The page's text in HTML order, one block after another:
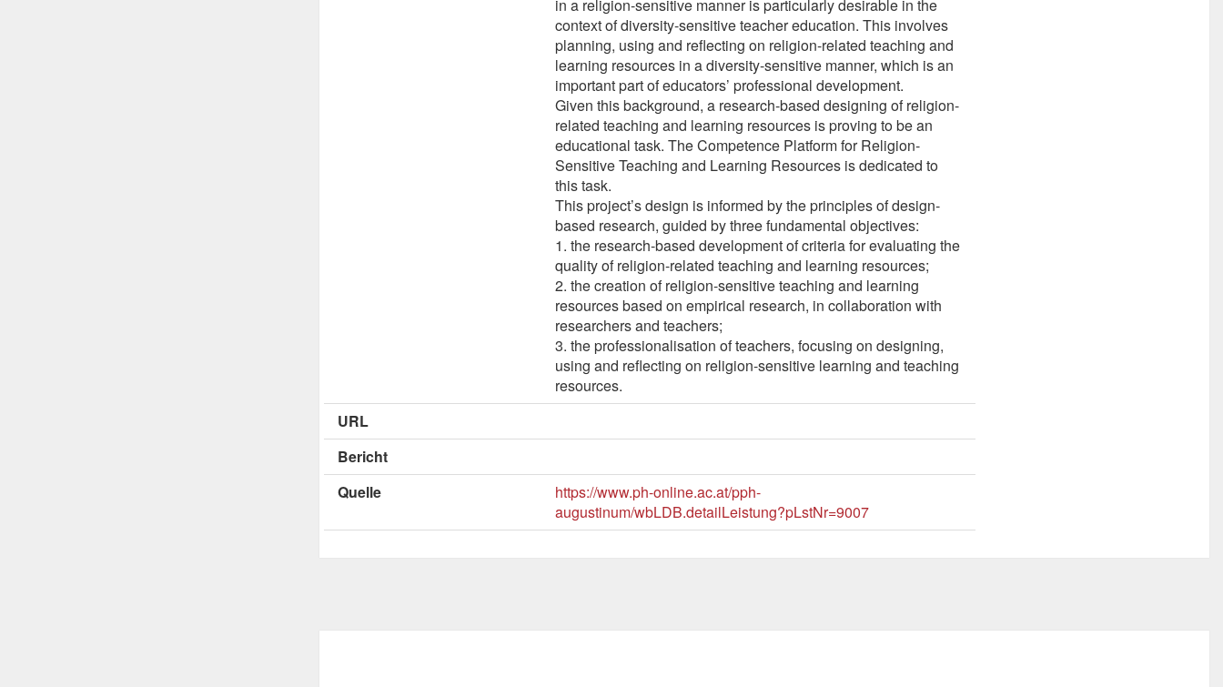
in a religion-sensitive manner is particularly desirable in the
context of diversity-sensitive teacher education. This involves
planning, using and reflecting on religion-related teaching and
learning resources in a diversity-sensitive manner, which is an
important part of educators’ professional development.
Given this background, a research-based designing of religion-
related teaching and learning resources is proving to be an
educational task. The Competence Platform for Religion-
Sensitive Teaching and Learning Resources is dedicated to
this task.
This project’s design is informed by the principles of design-
based research, guided by three fundamental objectives:
1. the research-based development of criteria for evaluating the
quality of religion-related teaching and learning resources;
2. the creation of religion-sensitive teaching and learning
resources based on empirical research, in collaboration with
researchers and teachers;
3. the professionalisation of teachers, focusing on designing,
using and reflecting on religion-sensitive learning and teaching
resources.
URL
Bericht
Quelle
https://www.ph-online.ac.at/pph-
augustinum/wbLDB.detailLeistung?pLstNr=9007